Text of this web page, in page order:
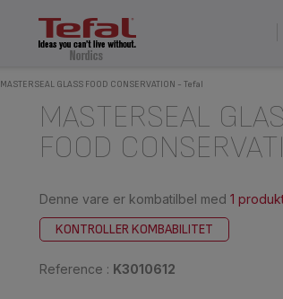
MASTERSEAL GLASS FOOD CONSERVATION - Tefal
MASTERSEAL
FOOD
Denne vare er kombatilbel med 1
KONTROLLER KOMBABILITET
Reference : K3010612